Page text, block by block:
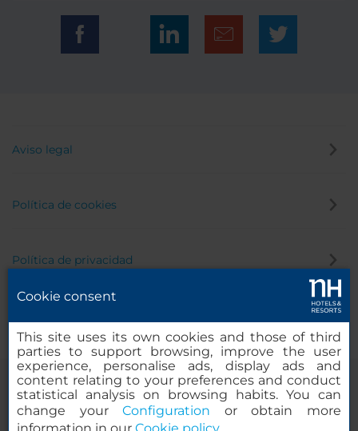
Aviso legal
Política de cookies
Política de privacidad
Cookie consent
This site uses its own cookies and those of third
parties to support browsing, improve the user
experience, personalise ads, display ads and
content relating to your preferences and conduct
statistical analysis on browsing habits. You can
change yourConfiguration or obtain more